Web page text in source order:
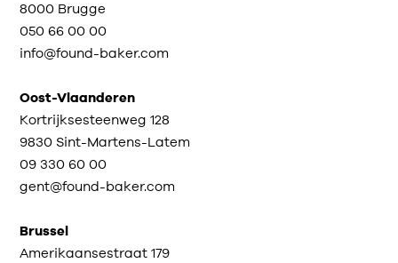
8000 Brugge
050 66 00 00
info@found-baker.com
Oost-Vlaanderen
Kortrijksesteenweg 128
9830 Sint-Martens-Latem
09 330 60 00
gent@found-baker.com
Brussel
Amerikaansestraat 179